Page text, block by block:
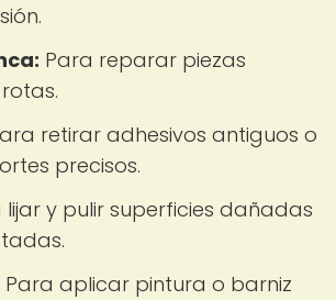
Para reparar piezas
retirar adhesivos antiguos o
precisos.
lijar y pulir superficies dañadas
Para aplicar pintura o barniz